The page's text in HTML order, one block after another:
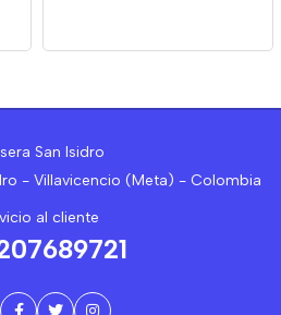
San Isidro
- Villavicencio (Meta) - Colombia
al cliente